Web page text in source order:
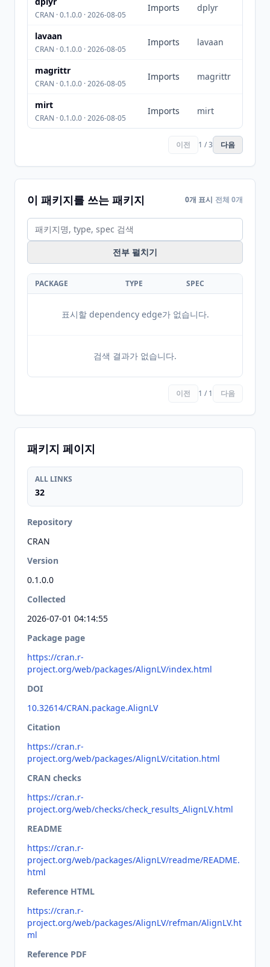
CRAN · 0.1.0.0 · 2026-08-05
Imports dplyr
lavaan
CRAN · 0.1.0.0 · 2026-08-05
Imports lavaan
magrittr
CRAN · 0.1.0.0 · 2026-08-05
Imports magrittr
mirt
CRAN · 0.1.0.0 · 2026-08-05
Imports mirt
이전 1 / 3 다음
이 패키지를 쓰는 패키지 0개 표시 전체 0개
전부 펼치기
PACKAGE TYPE SPEC
표시할 dependency edge가 없습니다.
검색 결과가 없습니다.
이전 1 / 1 다음
패키지 페이지
ALL LINKS
32
Repository
CRAN
Version
0.1.0.0
Collected
2026-07-01 04:14:55
Package page
https://cran.r-
project.org/web/packages/AlignLV/index.html
DOI
10.32614/CRAN.package.AlignLV
Citation
https://cran.r-
project.org/web/packages/AlignLV/citation.html
CRAN checks
https://cran.r-
project.org/web/checks/check_results_AlignLV.html
README
https://cran.r-
project.org/web/packages/AlignLV/readme/README.
html
Reference HTML
https://cran.r-
project.org/web/packages/AlignLV/refman/AlignLV.ht
ml
Reference PDF